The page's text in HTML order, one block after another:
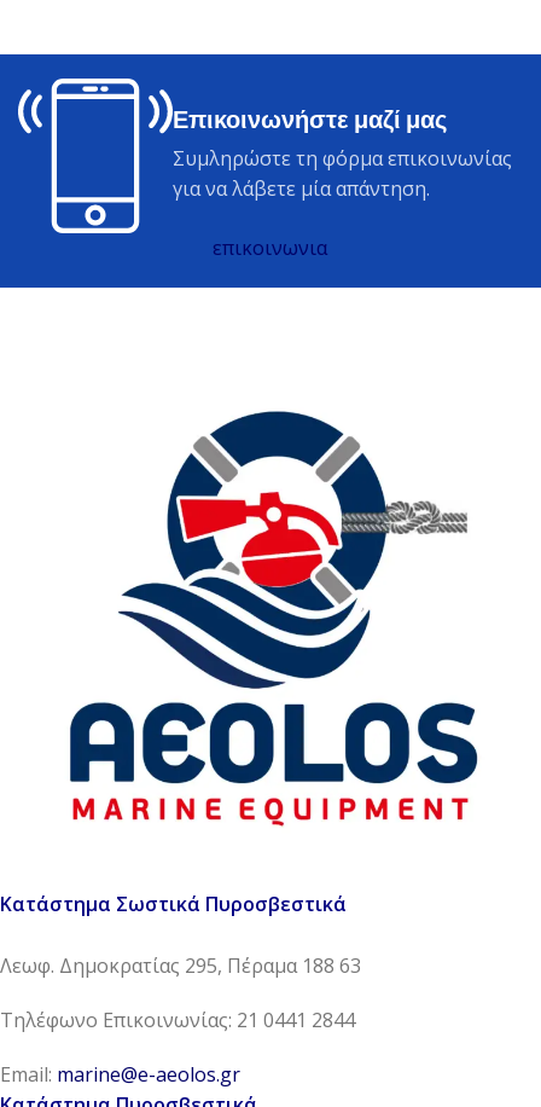
Επικοινωνήστε μαζί μας
Συμληρώστε τη φόρμα επικοινωνίας
για να λάβετε μία απάντηση.
επικοινωνια
Κατάστημα Σωστικά Πυροσβεστικά
Λεωφ. Δημοκρατίας 295, Πέραμα 188 63
Τηλέφωνο Επικοινωνίας: 21 0441 2844
Email: marine@e-aeolos.gr